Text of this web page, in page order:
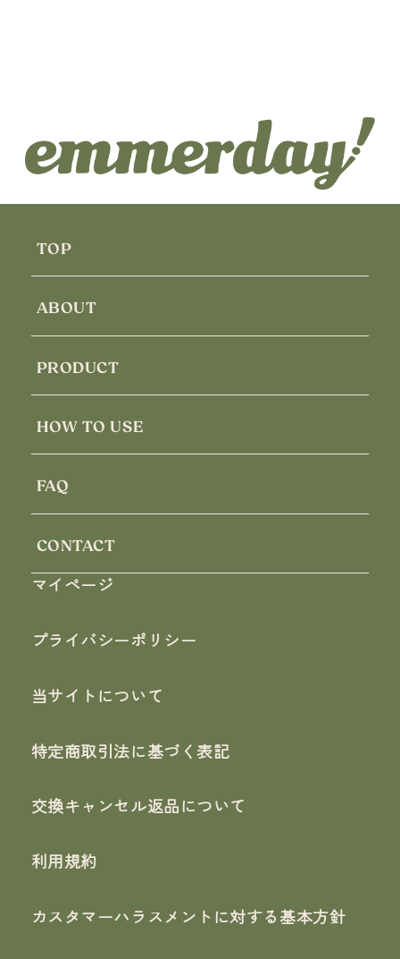
TOP
ABOUT
PRODUCT
HOW TO USE
FAQ
CONTACT
マイページ
プライバシーポリシー
当サイトについて
特定商取引法に基づく表記
交換キャンセル返品について
利用規約
カスタマーハラスメントに対する基本方針